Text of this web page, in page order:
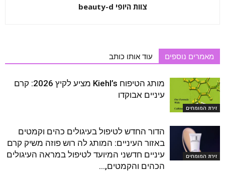
צוות היופי beauty-d
מאמרים נוספים עוד אותו כותב
זירת המומחים
מותג הטיפוח Kiehl’s מציע לקיץ 2026: קרם
עיניים אבוקדו
זירת המומחים
הדור החדש לטיפול בעיגולים כהים וקמטים
באזור העיניים: המותג לה רוש פוזה משיק קרם
עיניים חדשני המיועד לטיפול במראה העיגולים
הכהים והקמטים,...